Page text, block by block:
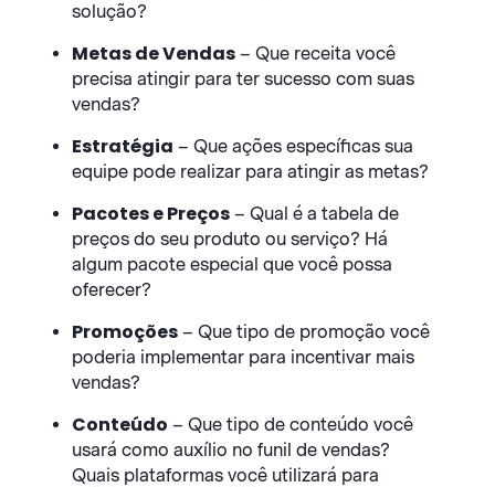
solução?
Metas de Vendas – Que receita você
precisa atingir para ter sucesso com suas
vendas?
Estratégia – Que ações específicas sua
equipe pode realizar para atingir as metas?
Pacotes e Preços – Qual é a tabela de
preços do seu produto ou serviço? Há
algum pacote especial que você possa
oferecer?
Promoções – Que tipo de promoção você
poderia implementar para incentivar mais
vendas?
Conteúdo – Que tipo de conteúdo você
usará como auxílio no funil de vendas?
Quais plataformas você utilizará para